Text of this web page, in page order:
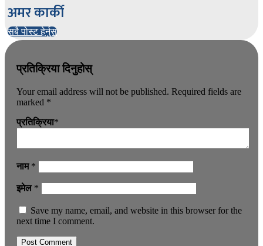
अमर कार्की
सबै पोस्ट हेर्नुस
प्रतिक्रिया दिनुहोस्
Your email address will not be published. Required fields are
marked *
प्रतिक्रिया*
नाम *
इमेल *
Save my name, email, and website in this browser for the
next time I comment.